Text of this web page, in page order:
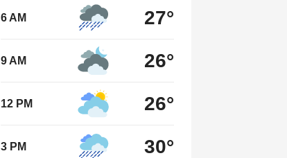
6 AM 27°
9 AM 26°
12 PM 26°
3 PM 30°